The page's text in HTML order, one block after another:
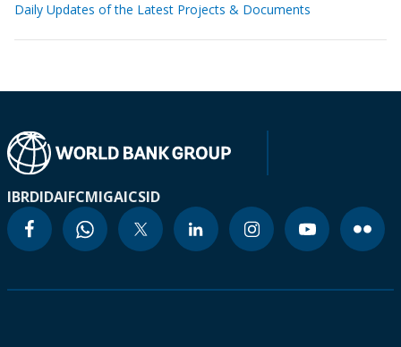
Daily Updates of the Latest Projects & Documents
IBRDIDAIFCMIGAICSID